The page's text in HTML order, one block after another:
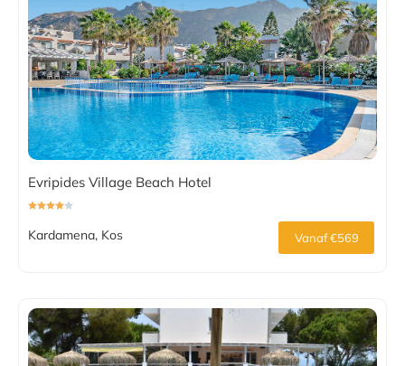
Evripides Village Beach Hotel
Kardamena, Kos Vanaf €569